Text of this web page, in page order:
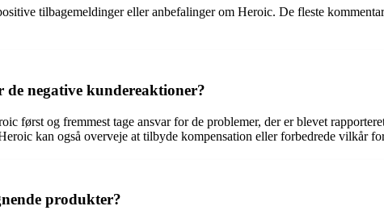
tilbagemeldinger eller anbefalinger om Heroic. De fleste
de negative kundereaktioner?
først og fremmest tage ansvar for de problemer, der er blevet
kan også overveje at tilbyde kompensation eller forbedrede vilkår
produkter?